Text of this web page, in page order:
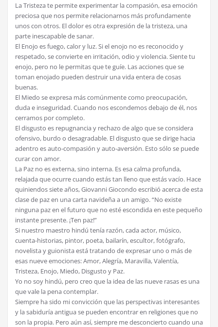
La Tristeza te permite experimentar la compasión, esa emoción
preciosa que nos permite relacionarnos más profundamente
unos con otros. El dolor es otra expresión de la tristeza, una
parte inescapable de sanar.
El Enojo es fuego, calor y luz. Si el enojo no es reconocido y
respetado, se convierte en irritación, odio y violencia. Siente tu
enojo, pero no le permitas que te guíe. Las acciones que se
toman enojado pueden destruir una vida entera de cosas
buenas.
El Miedo se expresa más comúnmente como preocupación,
duda e inseguridad. Cuando nos escondemos debajo de él, nos
cerramos por completo.
El disgusto es repugnancia y rechazo de algo que se considera
ofensivo, burdo o desagradable. El disgusto que se dirige hacia
adentro es auto-compasión y auto-aversión. Esto sólo se puede
curar con amor.
La Paz no es externa, sino interna. Es esa calma profunda,
relajada que ocurre cuando estás tan lleno que estás vacío. Hace
quiniendos siete años, Giovanni Giocondo escribió acerca de esta
clase de paz en una carta navideña a un amigo. “No existe
ninguna paz en el futuro que no esté escondida en este pequeño
instante presente. ¡Ten paz!”
Si nuestro maestro hindú tenía razón, cada actor, músico,
cuenta-historias, pintor, poeta, bailarín, escultor, fotógrafo,
novelista y guionista está tratando de expresar uno o más de
esas nueve emociones: Amor, Alegría, Maravilla, Valentía,
Tristeza, Enojo, Miedo, Disgusto y Paz.
Yo no soy hindú, pero creo que la idea de las nueve rasas es una
que vale la pena contemplar.
Siempre ha sido mi convicción que las perspectivas interesantes
y la sabiduría antigua se pueden encontrar en religiones que no
son la propia. Pero aún así, siempre me desconcierto cuando una